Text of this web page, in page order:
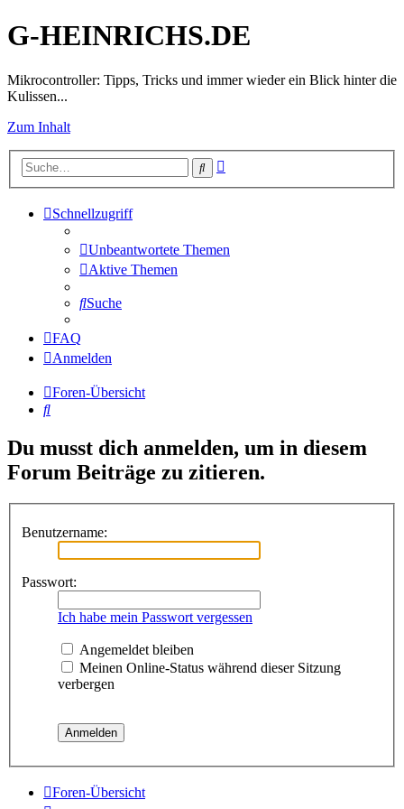
G-HEINRICHS.DE
Mikrocontroller: Tipps, Tricks und immer wieder ein Blick hinter die
Kulissen...
Zum Inhalt
Suche
Schnellzugriff
Unbeantwortete Themen
Aktive Themen
Suche
FAQ
Anmelden
Foren-Übersicht
Suche
Du musst dich anmelden, um in diesem
Forum Beiträge zu zitieren.
Benutzername:
Passwort:
Ich habe mein Passwort vergessen
Angemeldet bleiben
Meinen Online-Status während dieser Sitzung
verbergen
Foren-Übersicht